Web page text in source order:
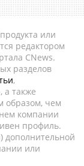
или
редактором
CNews.
разделов
,
а также
образом, чем
компании
профиль.
дополнительной
или